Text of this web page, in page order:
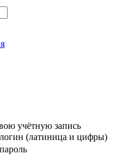
учётную запись
(латиница и цифры)